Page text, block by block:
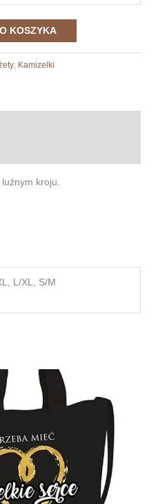
KOSZYKA
, Kamizelki
kroju.
L/XL, S/M